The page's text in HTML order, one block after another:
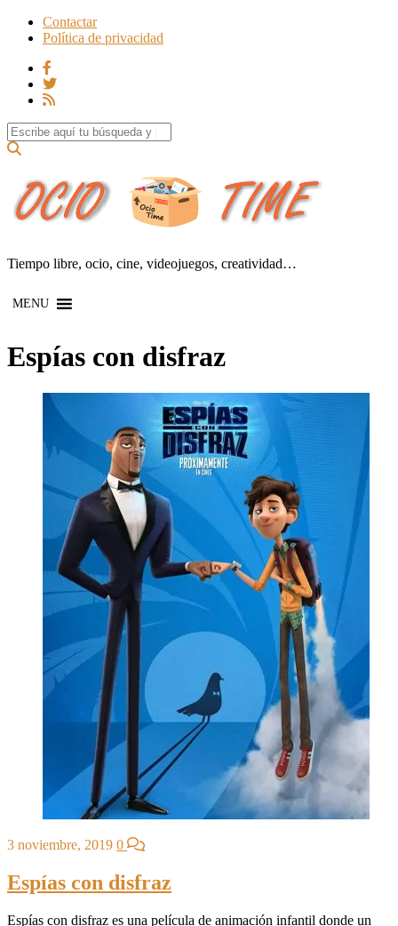
Contactar
Política de privacidad
Search for:
Tiempo libre, ocio, cine, videojuegos, creatividad…
MENU
Espías con disfraz
3 noviembre, 2019 0
Espías con disfraz
Espías con disfraz es una película de animación infantil donde un